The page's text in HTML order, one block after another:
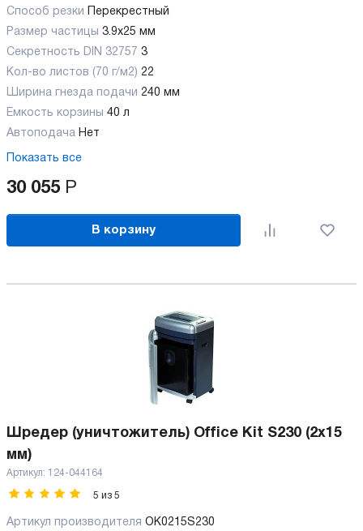
Способ резки
Перекрестный
Размер частицы 3.9x25 мм
Секретность DIN 32757 3
Кол-во листов (70 г/м2) 22
Ширина гнезда подачи 240 мм
Емкость корзины 40 л
Автоподача Нет
Показать все
30 055 Р
В корзину
Шредер (уничтожитель) Office Kit S230 (2x15
мм)
Артикул: 124-044164
5 из 5
Артикул производителя OK0215S230